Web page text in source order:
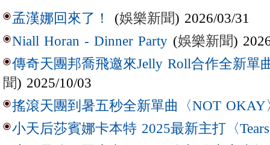
孟漢娜回來了！ (娛樂新聞) 2026/03/31
Niall Horan - Dinner Party (娛樂新聞)
傳奇天團邦喬飛邀來Jelly Roll合作全新單
聞) 2025/10/03
搖滾天團到暑五秒全新單曲〈NOT OKAY
小天后莎賓娜卡本特 2025最新主打〈